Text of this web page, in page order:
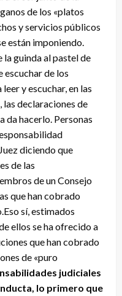
de los «platos
y servicios públicos
están imponiendo.
la guinda al pastel de
escuchar de los
y escuchar, en las
declaraciones de
da hacerlo. Personas
diciendo que
de las
de un Consejo
que han cobrado
sí, estimados
ellos se ha ofrecido a
que han cobrado
de «puro
judiciales
lo primero que